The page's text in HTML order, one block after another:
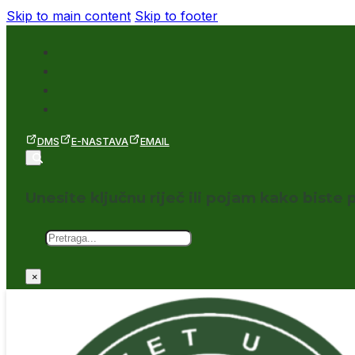
Skip to main content Skip to footer
DMS E-NASTAVA EMAIL
Unesite ključnu riječ ili pojam kako biste
Pretraga
×